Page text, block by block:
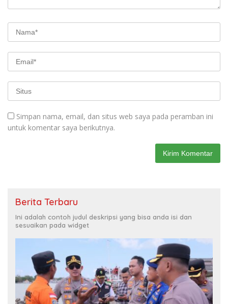
Simpan nama, email, dan situs web saya pada peramban ini
untuk komentar saya berikutnya.
Berita Terbaru
Ini adalah contoh judul deskripsi yang bisa anda isi dan
sesuaikan pada widget